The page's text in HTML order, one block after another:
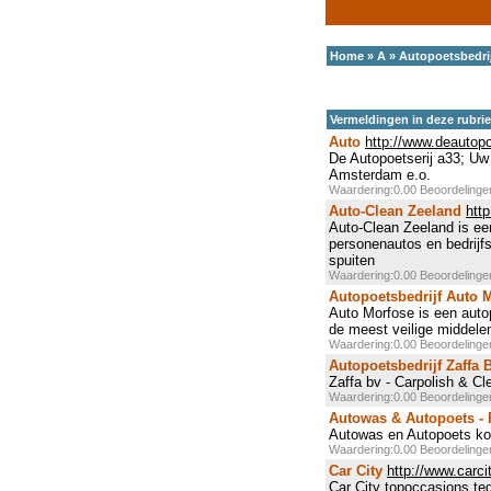
Home » A »
Vermeldingen in deze
Auto http://
De Autopoetserij a33;
Amsterdam e.o.
Waardering:0.00
Auto-Clean Zeeland
Auto-Clean Zeeland is
personenautos en
spuiten
Waardering:0.00
Autopoetsbedrijf Auto
Auto Morfose is een
de meest veilige
Waardering:0.00
Autopoetsbedrijf Zaffa
Zaffa bv - Carpolish &
Waardering:0.00
Autowas & Autopoets -
Autowas en Autopoets
Waardering:0.00
Car City http://
Car City topoccasions